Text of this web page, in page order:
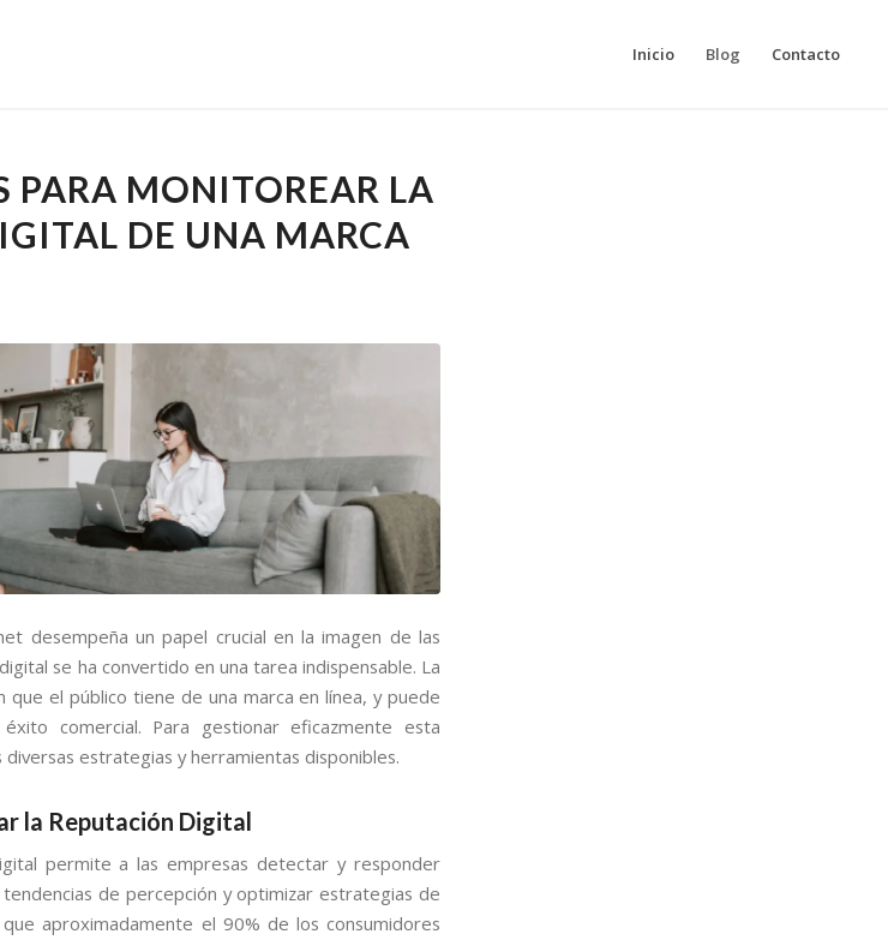
Inicio Blog Contacto
PARA MONITOREAR LA
DE UNA MARCA
desempeña un papel crucial en la imagen de las
se ha convertido en una tarea indispensable. La
el público tiene de una marca en línea, y puede
comercial. Para gestionar eficazmente esta
estrategias y herramientas disponibles.
la Reputación Digital
permite a las empresas detectar y responder
de percepción y optimizar estrategias de
aproximadamente el 90% de los consumidores